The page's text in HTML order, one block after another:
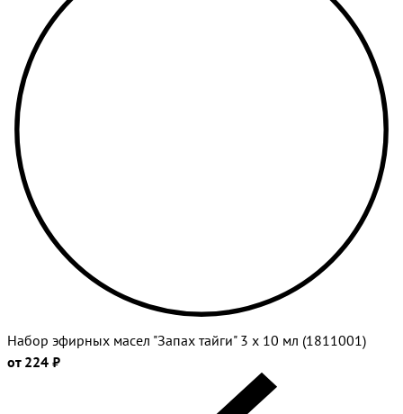
Набор эфирных масел "Запах тайги" 3 х 10 мл (1811001)
от 224 ₽